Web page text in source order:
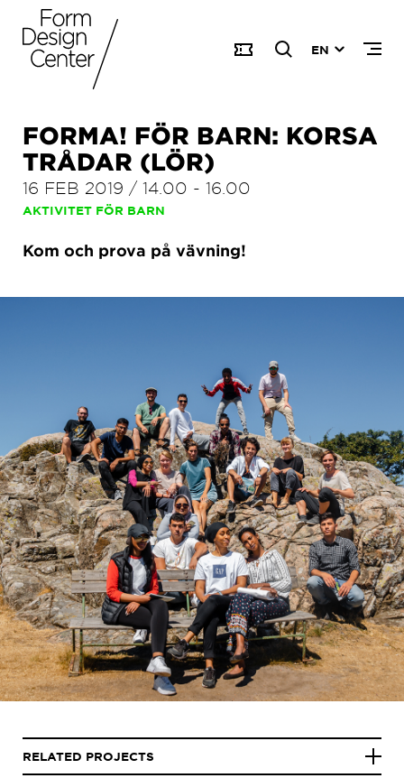
EN
FORMA! FÖR BARN: KORSA
TRÅDAR (LÖR)
16 FEB 2019 / 14.00 - 16.00
AKTIVITET FÖR BARN
Kom och prova på vävning!
RELATED PROJECTS